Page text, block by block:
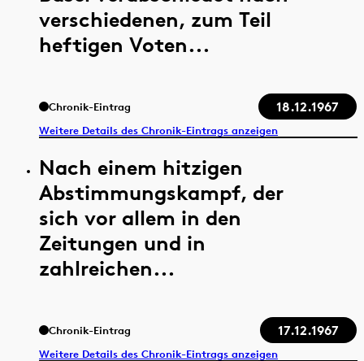
verschiedenen, zum Teil
heftigen Voten...
Chronik-Eintrag 18.12.1967
Weitere Details des Chronik-Eintrags anzeigen
Nach einem hitzigen
Abstimmungskampf, der
sich vor allem in den
Zeitungen und in
zahlreichen...
Chronik-Eintrag 17.12.1967
Weitere Details des Chronik-Eintrags anzeigen